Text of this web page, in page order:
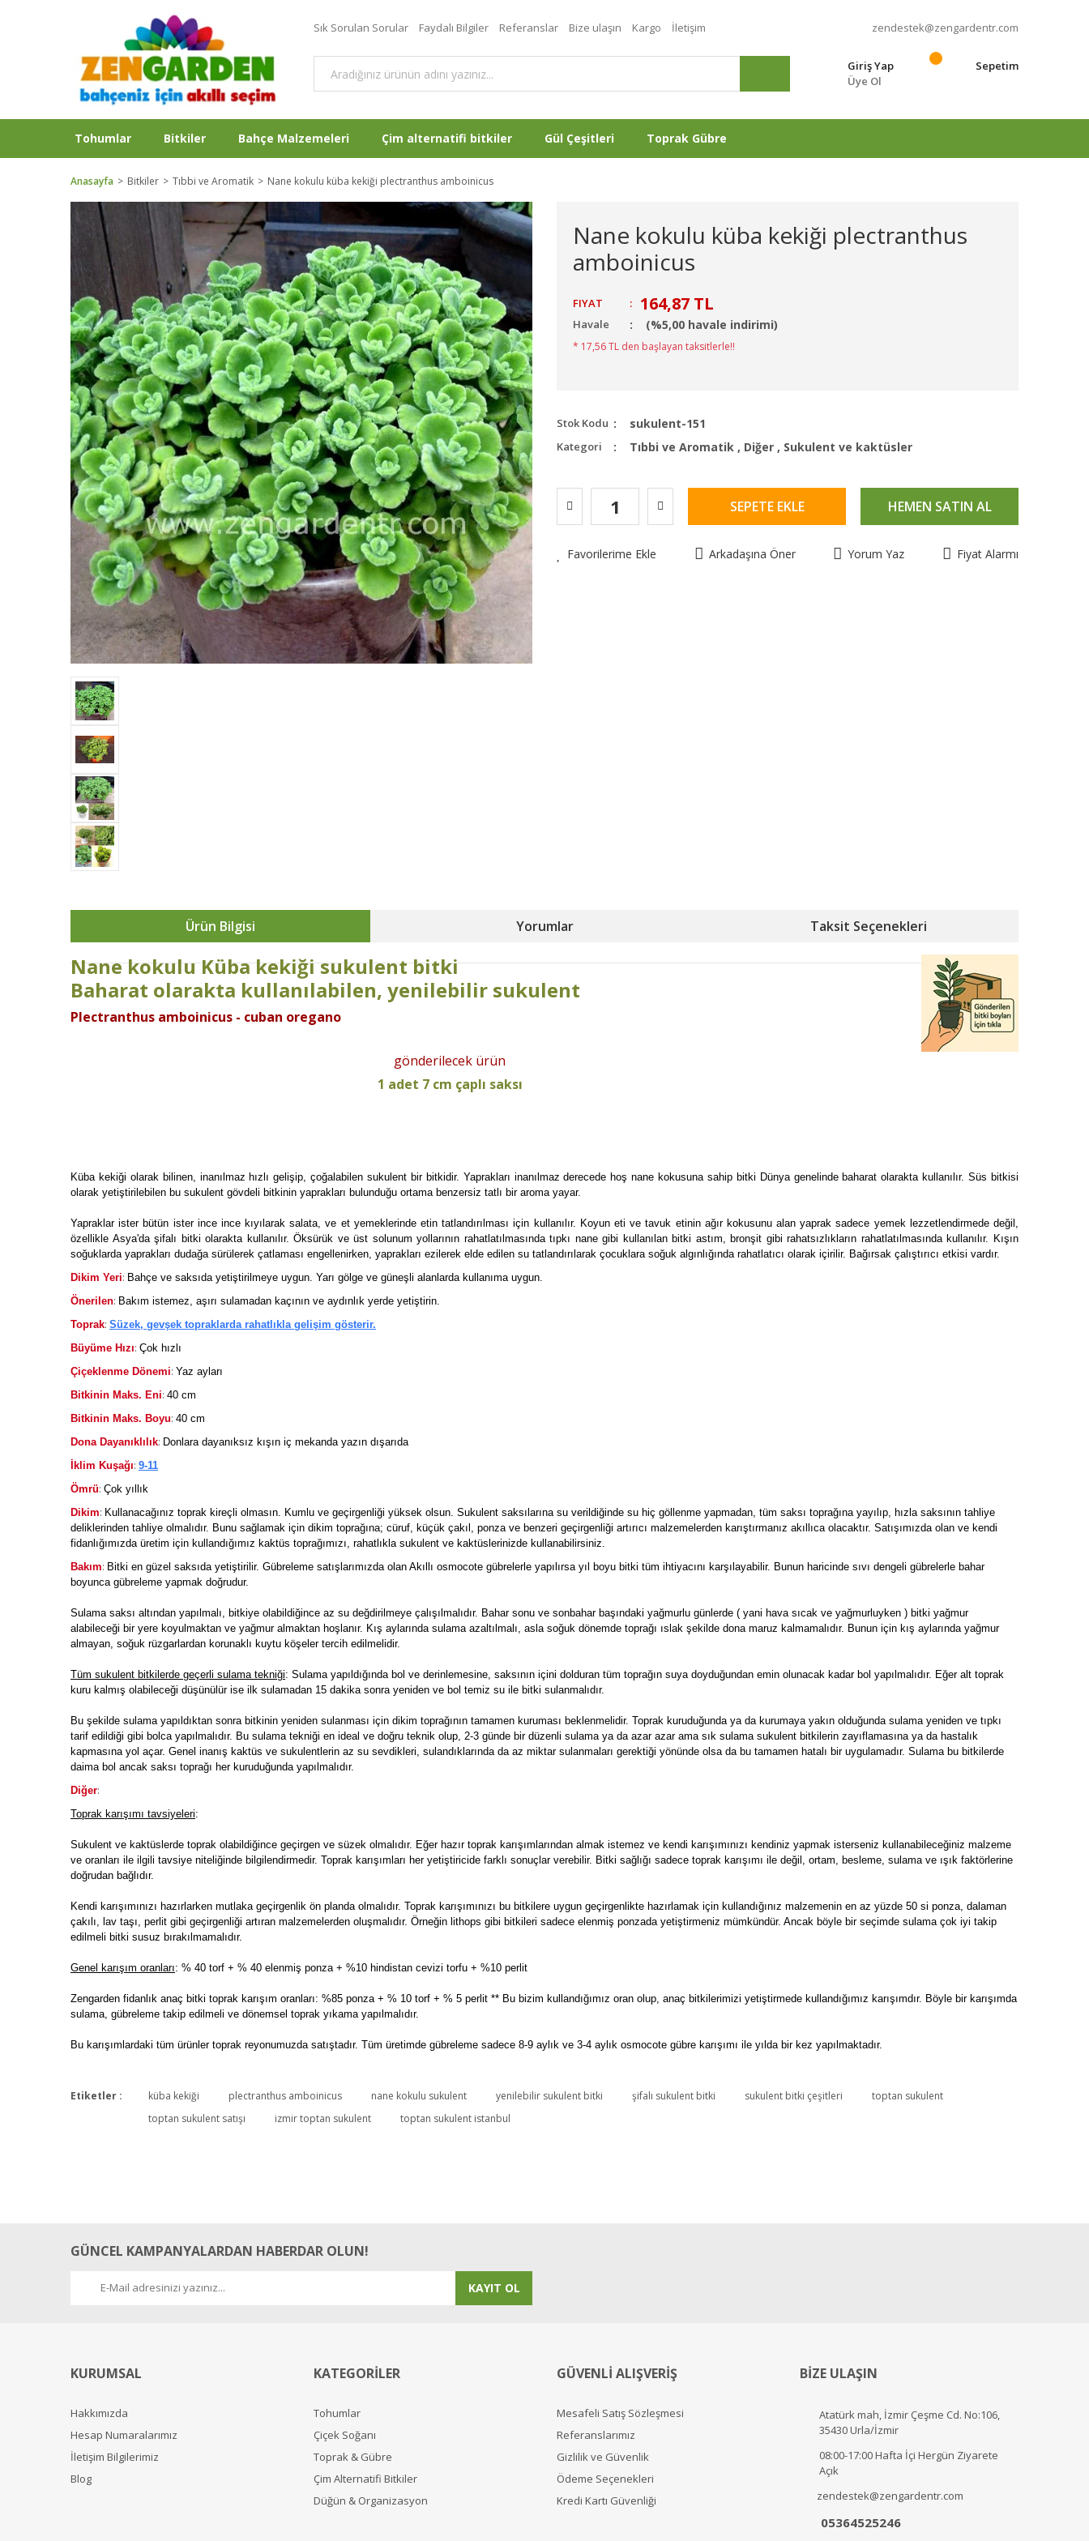
Sık Sorulan Sorular Faydalı Bilgiler Referanslar Bize ulaşın Kargo İletişim zendestek@zengardentr.com
Giriş Yap
Üye Ol
Sepetim
Tohumlar Bitkiler Bahçe Malzemeleri Çim alternatifi bitkiler Gül Çeşitleri Toprak Gübre
Anasayfa Bitkiler Tıbbi ve Aromatik Nane kokulu küba kekiği plectranthus amboinicus
Nane kokulu küba kekiği plectranthus
amboinicus
FIYAT : 164,87 TL
Havale (%5,00 havale indirimi)
* 17,56 TL den başlayan taksitlerle!!
Stok Kodu sukulent-151
Kategori Tıbbi ve Aromatik , Diğer , Sukulent ve kaktüsler
SEPETE EKLE HEMEN SATIN AL
Favorilerime Ekle Arkadaşına Öner Yorum Yaz Fiyat Alarmı
Ürün Bilgisi Yorumlar Taksit Seçenekleri
Nane kokulu Küba kekiği sukulent bitki
Baharat olarakta kullanılabilen, yenilebilir sukulent
Plectranthus amboinicus - cuban oregano
gönderilecek ürün
1 adet 7 cm çaplı saksı
Küba kekiği olarak bilinen, inanılmaz hızlı gelişip, çoğalabilen sukulent bir bitkidir. Yaprakları inanılmaz derecede hoş nane kokusuna sahip bitki Dünya genelinde baharat olarakta kullanılır. Süs bitkisi
olarak yetiştirilebilen bu sukulent gövdeli bitkinin yaprakları bulunduğu ortama benzersiz tatlı bir aroma yayar.
Yapraklar ister bütün ister ince ince kıyılarak salata, ve et yemeklerinde etin tatlandırılması için kullanılır. Koyun eti ve tavuk etinin ağır kokusunu alan yaprak sadece yemek lezzetlendirmede değil,
özellikle Asya'da şifalı bitki olarakta kullanılır. Öksürük ve üst solunum yollarının rahatlatılmasında tıpkı nane gibi kullanılan bitki astım, bronşit gibi rahatsızlıkların rahatlatılmasında kullanılır. Kışın
soğuklarda yaprakları dudağa sürülerek çatlaması engellenirken, yaprakları ezilerek elde edilen su tatlandırılarak çocuklara soğuk algınlığında rahatlatıcı olarak içirilir. Bağırsak çalıştırıcı etkisi vardır.
Dikim Yeri: Bahçe ve saksıda yetiştirilmeye uygun. Yarı gölge ve güneşli alanlarda kullanıma uygun.
Önerilen: Bakım istemez, aşırı sulamadan kaçının ve aydınlık yerde yetiştirin.
Toprak: Süzek, gevşek topraklarda rahatlıkla gelişim gösterir.
Büyüme Hızı: Çok hızlı
Çiçeklenme Dönemi: Yaz ayları
Bitkinin Maks. Eni: 40 cm
Bitkinin Maks. Boyu: 40 cm
Dona Dayanıklılık: Donlara dayanıksız kışın iç mekanda yazın dışarıda
İklim Kuşağı: 9-11
Ömrü: Çok yıllık
Dikim: Kullanacağınız toprak kireçli olmasın. Kumlu ve geçirgenliği yüksek olsun. Sukulent saksılarına su verildiğinde su hiç göllenme yapmadan, tüm saksı toprağına yayılıp, hızla saksının tahliye
deliklerinden tahliye olmalıdır. Bunu sağlamak için dikim toprağına; cüruf, küçük çakıl, ponza ve benzeri geçirgenliği artırıcı malzemelerden karıştırmanız akıllıca olacaktır. Satışımızda olan ve kendi
fidanlığımızda üretim için kullandığımız kaktüs toprağımızı, rahatlıkla sukulent ve kaktüslerinizde kullanabilirsiniz.
Bakım: Bitki en güzel saksıda yetiştirilir. Gübreleme satışlarımızda olan Akıllı osmocote gübrelerle yapılırsa yıl boyu bitki tüm ihtiyacını karşılayabilir. Bunun haricinde sıvı dengeli gübrelerle bahar
boyunca gübreleme yapmak doğrudur.
Sulama saksı altından yapılmalı, bitkiye olabildiğince az su değdirilmeye çalışılmalıdır. Bahar sonu ve sonbahar başındaki yağmurlu günlerde ( yani hava sıcak ve yağmurluyken ) bitki yağmur
alabileceği bir yere koyulmaktan ve yağmur almaktan hoşlanır. Kış aylarında sulama azaltılmalı, asla soğuk dönemde toprağı ıslak şekilde dona maruz kalmamalıdır. Bunun için kış aylarında yağmur
almayan, soğuk rüzgarlardan korunaklı kuytu köşeler tercih edilmelidir.
Tüm sukulent bitkilerde geçerli sulama tekniği: Sulama yapıldığında bol ve derinlemesine, saksının içini dolduran tüm toprağın suya doyduğundan emin olunacak kadar bol yapılmalıdır. Eğer alt toprak
kuru kalmış olabileceği düşünülür ise ilk sulamadan 15 dakika sonra yeniden ve bol temiz su ile bitki sulanmalıdır.
Bu şekilde sulama yapıldıktan sonra bitkinin yeniden sulanması için dikim toprağının tamamen kuruması beklenmelidir. Toprak kuruduğunda ya da kurumaya yakın olduğunda sulama yeniden ve tıpkı
tarif edildiği gibi bolca yapılmalıdır. Bu sulama tekniği en ideal ve doğru teknik olup, 2-3 günde bir düzenli sulama ya da azar azar ama sık sulama sukulent bitkilerin zayıflamasına ya da hastalık
kapmasına yol açar. Genel inanış kaktüs ve sukulentlerin az su sevdikleri, sulandıklarında da az miktar sulanmaları gerektiği yönünde olsa da bu tamamen hatalı bir uygulamadır. Sulama bu bitkilerde
daima bol ancak saksı toprağı her kuruduğunda yapılmalıdır.
Diğer:
Toprak karışımı tavsiyeleri:
Sukulent ve kaktüslerde toprak olabildiğince geçirgen ve süzek olmalıdır. Eğer hazır toprak karışımlarından almak istemez ve kendi karışımınızı kendiniz yapmak isterseniz kullanabileceğiniz malzeme
ve oranları ile ilgili tavsiye niteliğinde bilgilendirmedir. Toprak karışımları her yetiştiricide farklı sonuçlar verebilir. Bitki sağlığı sadece toprak karışımı ile değil, ortam, besleme, sulama ve ışık faktörlerine
doğrudan bağlıdır.
Kendi karışımınızı hazırlarken mutlaka geçirgenlik ön planda olmalıdır. Toprak karışımınızı bu bitkilere uygun geçirgenlikte hazırlamak için kullandığınız malzemenin en az yüzde 50 si ponza, dalaman
çakılı, lav taşı, perlit gibi geçirgenliği artıran malzemelerden oluşmalıdır. Örneğin lithops gibi bitkileri sadece elenmiş ponzada yetiştirmeniz mümkündür. Ancak böyle bir seçimde sulama çok iyi takip
edilmeli bitki susuz bırakılmamalıdır.
Genel karışım oranları: % 40 torf + % 40 elenmiş ponza + %10 hindistan cevizi torfu + %10 perlit
Zengarden fidanlık anaç bitki toprak karışım oranları: %85 ponza + % 10 torf + % 5 perlit ** Bu bizim kullandığımız oran olup, anaç bitkilerimizi yetiştirmede kullandığımız karışımdır. Böyle bir karışımda
sulama, gübreleme takip edilmeli ve dönemsel toprak yıkama yapılmalıdır.
Bu karışımlardaki tüm ürünler toprak reyonumuzda satıştadır. Tüm üretimde gübreleme sadece 8-9 aylık ve 3-4 aylık osmocote gübre karışımı ile yılda bir kez yapılmaktadır.
Yorum Yaz
Etiketler : küba kekiği plectranthus amboinicus nane kokulu sukulent yenilebilir sukulent bitki şifalı sukulent bitki sukulent bitki çeşitleri
toptan sukulent
toptan sukulent satışı
izmir toptan sukulent toptan sukulent istanbul
GÜNCEL KAMPANYALARDAN HABERDAR OLUN!
KAYIT OL
KURUMSAL
Hakkımızda
Hesap Numaralarımız
İletişim Bilgilerimiz
Blog
KATEGORİLER
Tohumlar
Çiçek Soğanı
Toprak & Gübre
Çim Alternatifi Bitkiler
Düğün & Organizasyon
GÜVENLİ ALIŞVERİŞ
Mesafeli Satış Sözleşmesi
Referanslarımız
Gizlilik ve Güvenlik
Ödeme Seçenekleri
Kredi Kartı Güvenliği
BİZE ULAŞIN
Atatürk mah, İzmir Çeşme Cd. No:106,
35430 Urla/İzmir
08:00-17:00 Hafta İçi Hergün Ziyarete
Açık
zendestek@zengardentr.com
05364525246